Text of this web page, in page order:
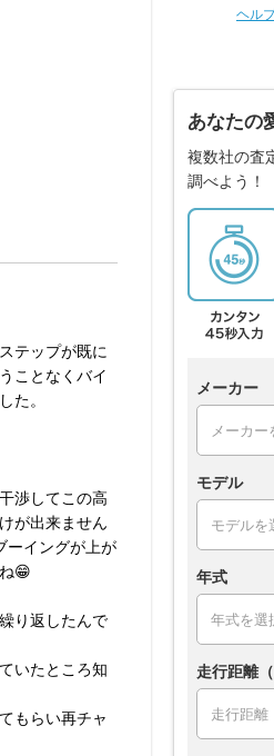
テップが既に
ことなくバイ
た。
渉してこの高
が出来ません
ーイングが上が
😁
り返したんで
いたところ知
もらい再チャ
ヘル
あなたの
複数社の査
調べよう！
メーカー
モデル
年式
走行距離（